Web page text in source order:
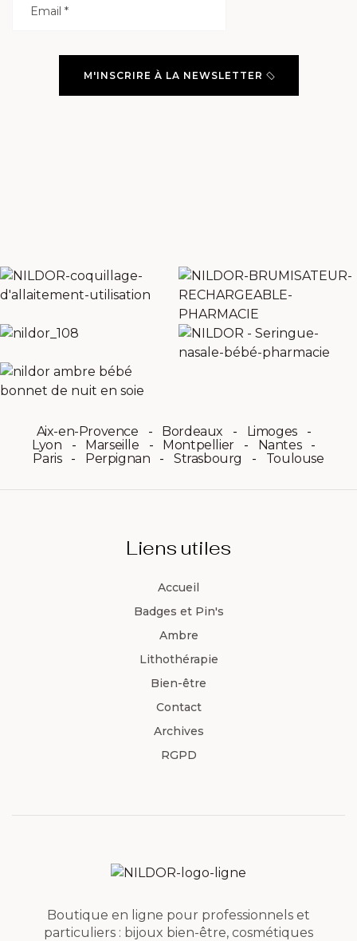
M'INSCRIRE À LA NEWSLETTER
Aix-en-Provence Bordeaux
Limoges
Lyon
Marseille Montpellier
Nantes
Paris
Perpignan Strasbourg Toulouse
Liens utiles
Accueil
Badges et Pin's
Ambre
Lithothérapie
Bien-être
Contact
Archives
RGPD
Boutique en ligne pour professionnels et
particuliers : bijoux bien-être, cosmétiques